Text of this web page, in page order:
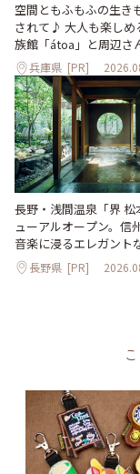
空間ともふもふの生き
されて♪ 大人も楽しめ
族館「átoa」と周辺さ
兵庫県 [PR]
長野・浅間温泉「界 松
ューアルオープン。信
音楽に浸るエレガント
長野県 [PR]